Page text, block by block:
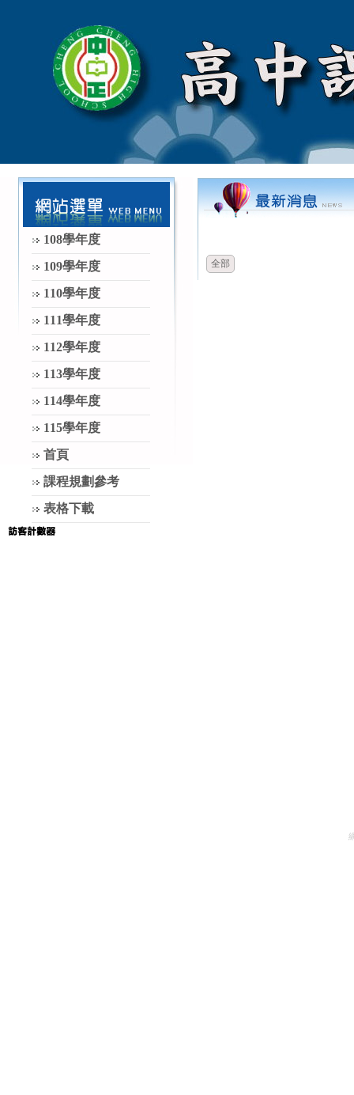
108學年度
109學年度
110學年度
111學年度
112學年度
113學年度
114學年度
115學年度
首頁
課程規劃參考
表格下載
全部